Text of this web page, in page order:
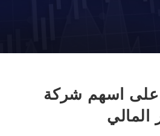
على اسهم شركة
المالي